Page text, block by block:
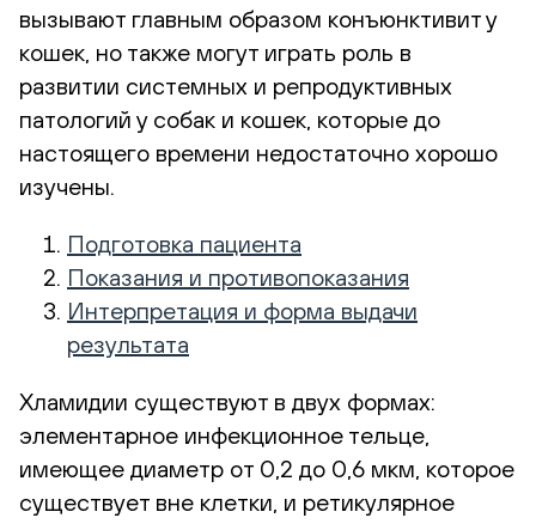
вызывают главным образом конъюнктивит у
кошек, но также могут играть роль в
развитии системных и репродуктивных
патологий у собак и кошек, которые до
настоящего времени недостаточно хорошо
изучены.
Подготовка пациента
Показания и противопоказания
Интерпретация и форма выдачи
результата
Хламидии существуют в двух формах:
элементарное инфекционное тельце,
имеющее диаметр от 0,2 до 0,6 мкм, которое
существует вне клетки, и ретикулярное